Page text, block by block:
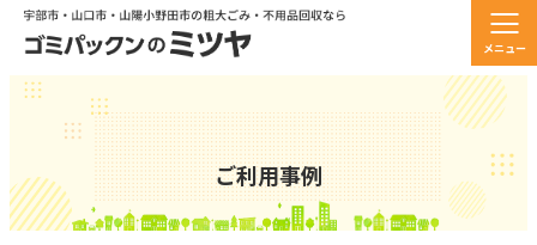
メニュー
ご利用事例
山陽小野田市で不用品の回収をしました